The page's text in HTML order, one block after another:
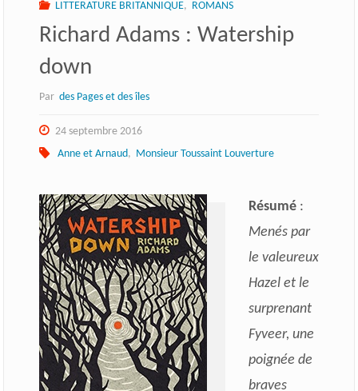
LITTERATURE BRITANNIQUE, ROMANS
Richard Adams : Watership
down
Par des Pages et des îles
24 septembre 2016
Anne et Arnaud, Monsieur Toussaint Louverture
Résumé:
Menés par
le valeureux
Hazel et le
surprenant
Fyveer, une
poignée de
braves